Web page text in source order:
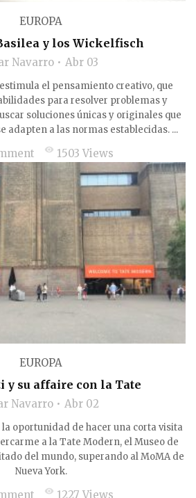
EUROPA
y los Wickelfisch
Navarro Abr 03
el pensamiento creativo, que
para resolver problemas y
soluciones únicas y originales que
adapten a las normas establecidas. ...
visibility 1503 Views
EUROPA
y su affaire con la Tate
Navarro Abr 02
la oportunidad de hacer una corta visita
a la Tate Modern, el Museo de
del mundo, superando al MoMA de
Nueva York.
visibility 1227 Views